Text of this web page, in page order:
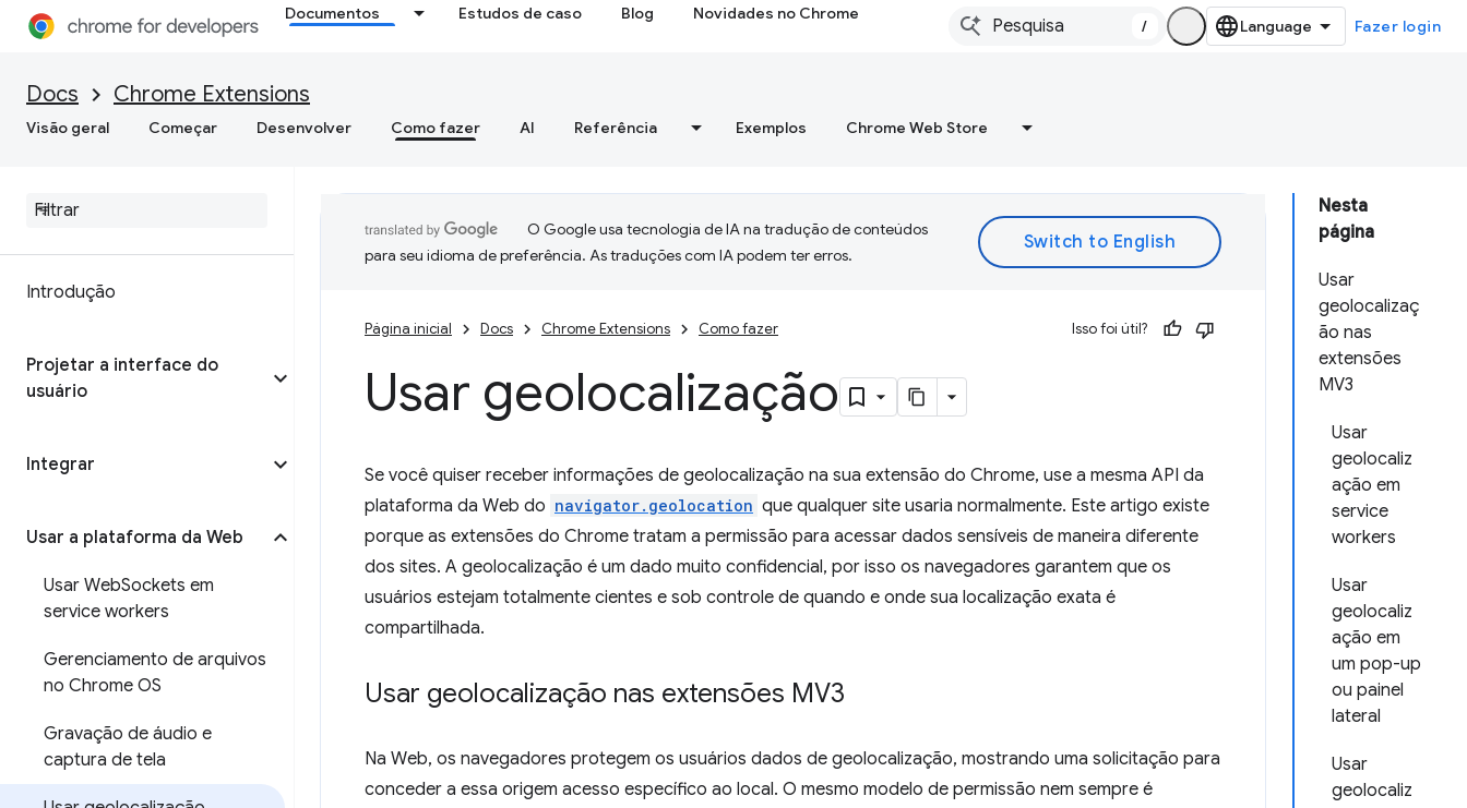
Documentos Estudos de caso Blog Novidades no Chrome
/ Fazer login
Docs Chrome Extensions
Visão geral Começar Desenvolver Como fazer AI Referência Exemplos Chrome Web Store
Introdução
Projetar a interface do
usuário
Integrar
Usar a plataforma da Web
Usar WebSockets em
service workers
Gerenciamento de arquivos
no Chrome OS
Gravação de áudio e
captura de tela
Nesta
página
Usar
geolocalizaç
ão nas
extensões
MV3
Usar
geolocaliz
ação em
service
workers
Usar
geolocaliz
ação em
um pop-up
ou painel
lateral
Usar
geolocaliz
O Google usa tecnologia de IA na tradução de conteúdos
para seu idioma de preferência. As traduções com IA podem ter erros.
Página inicial Docs Chrome Extensions Como fazer Isso foi útil?
Usar geolocalização
Se você quiser receber informações de geolocalização na sua extensão do Chrome, use a mesma API da
plataforma da Web do navigator.geolocation que qualquer site usaria normalmente. Este artigo existe
porque as extensões do Chrome tratam a permissão para acessar dados sensíveis de maneira diferente
dos sites. A geolocalização é um dado muito confidencial, por isso os navegadores garantem que os
usuários estejam totalmente cientes e sob controle de quando e onde sua localização exata é
compartilhada.
Usar geolocalização nas extensões MV3
Na Web, os navegadores protegem os usuários dados de geolocalização, mostrando uma solicitação para
conceder a essa origem acesso específico ao local. O mesmo modelo de permissão nem sempre é